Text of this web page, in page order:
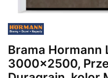
Brama Hormann
3000x2500,